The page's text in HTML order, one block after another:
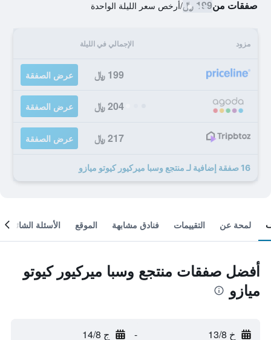
صفقات من199 ﷼ /أرخص سعر الليلة الواحدة
مزود الإجمالي في الليلة
199 ﷼ عرض الصفقة
204 ﷼ عرض الصفقة
217 ﷼ عرض الصفقة
16 صفقة إضافية لـ منتجع وسبا ميركيور كيوتو ميازو
لمحة عن التقييمات فنادق مشابهة الموقع الأسئلة الشائعة
أفضل صفقات منتجع وسبا ميركيور كيوتو
ميازو
خ 13/8 - ج 14/8